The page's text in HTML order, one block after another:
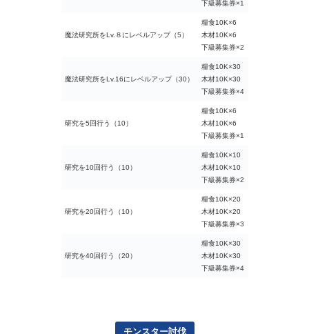
下級募集券×1
魔法研究所をLv.８にレベルアップ（5）
糧食10K×6
木材10K×6
下級募集券×2
魔法研究所をLv.16にレベルアップ（30）
糧食10K×30
木材10K×30
下級募集券×4
研究を5回行う（10）
糧食10K×6
木材10K×6
下級募集券×1
研究を10回行う（10）
糧食10K×10
木材10K×10
下級募集券×2
研究を20回行う（10）
糧食10K×20
木材10K×20
下級募集券×3
研究を40回行う（20）
糧食10K×30
木材10K×30
下級募集券×4
モンスター討伐